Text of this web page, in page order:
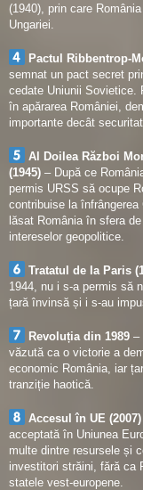
(1940), prin care
Ungariei.
Pactul Ribbentrop-
semnat un pact secret
cedate Uniunii Sovietice.
în apărarea României,
importante decât
Al Doilea Război
(1945) – După ce
permis URSS să ocupe
contribuise la
lăsat România în sfera
intereselor geopolitice.
Tratatul de la Paris
1944, nu i s-a permis să
țară învinsă și i s-au
Revoluția din 1989 –
văzută ca o victorie a
economic România, iar
tranziție haotică.
Accesul în UE
acceptată în Uniunea
multe dintre resursele și
investitori străini, fără ca
statele vest-europene.